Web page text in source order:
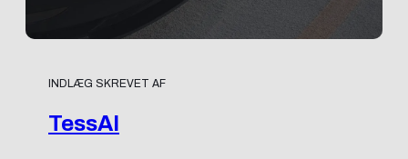
INDLÆG SKREVET AF
TessAI